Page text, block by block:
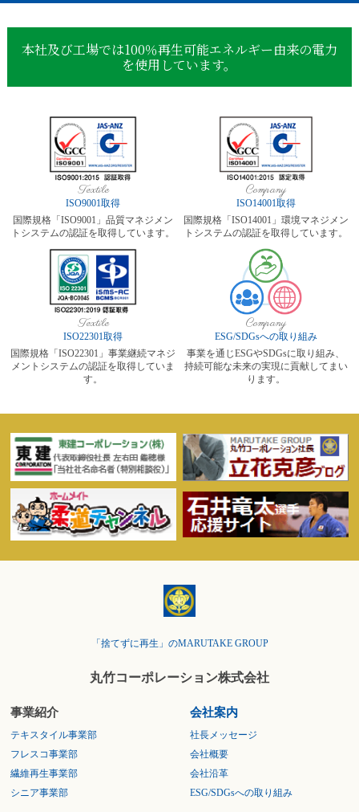
本社及び工場では100％再生可能エネルギー由来の電力
を使用しています。
Textile
ISO9001取得
国際規格「ISO9001」品質マネジメン
トシステムの認証を取得しています。
Company
ISO14001取得
国際規格「ISO14001」環境マネジメン
トシステムの認証を取得しています。
Textile
ISO22301取得
国際規格「ISO22301」事業継続マネジ
メントシステムの認証を取得していま
す。
Company
ESG/SDGsへの取り組み
事業を通じESGやSDGsに取り組み、
持続可能な未来の実現に貢献してまい
ります。
「捨てずに再生」のMARUTAKE GROUP
丸竹コーポレーション株式会社
事業紹介
テキスタイル事業部
フレスコ事業部
繊維再生事業部
シニア事業部
会社案内
社長メッセージ
会社概要
会社沿革
ESG/SDGsへの取り組み